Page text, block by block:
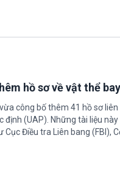
hồ sơ về vật thể
công bố thêm 41 hồ sơ
(UAP). Những tài liệu
Điều tra Liên bang (FBI),